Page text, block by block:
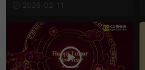
2026-02-11